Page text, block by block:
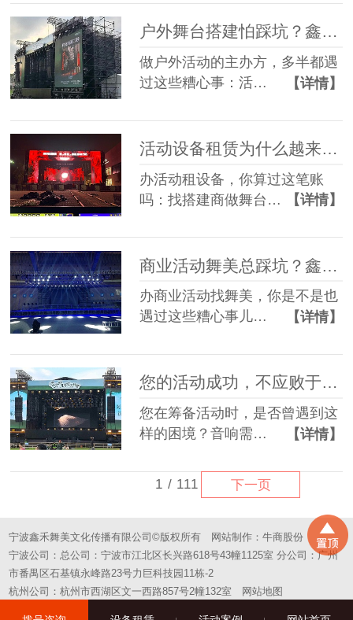
户外舞台搭建怕踩坑？鑫禾舞美给你稳稳的保障
做户外活动的主办方，多半都遇
过这些糟心事：活…
【详情】
活动设备租赁为什么越来越多人选一站式？
办活动租设备，你算过这笔账
吗：找搭建商做舞台…
【详情】
商业活动舞美总踩坑？鑫禾一站式方案帮您避坑
办商业活动找舞美，你是不是也
遇过这些糟心事儿…
【详情】
您的活动成功，不应败于“拼凑”的舞台——选择一站式，选择省心
您在筹备活动时，是否曾遇到这
样的困境？音响需…
【详情】
1 / 111 下一页
宁波鑫禾舞美文化传播有限公司©版权所有 网站制作：牛商股份
宁波公司：总公司：宁波市江北区长兴路618号43幢1125室 分公司：广州
市番禺区石基镇永峰路23号力巨科技园11栋-2
杭州公司：杭州市西湖区文一西路857号2幢132室
网站地图